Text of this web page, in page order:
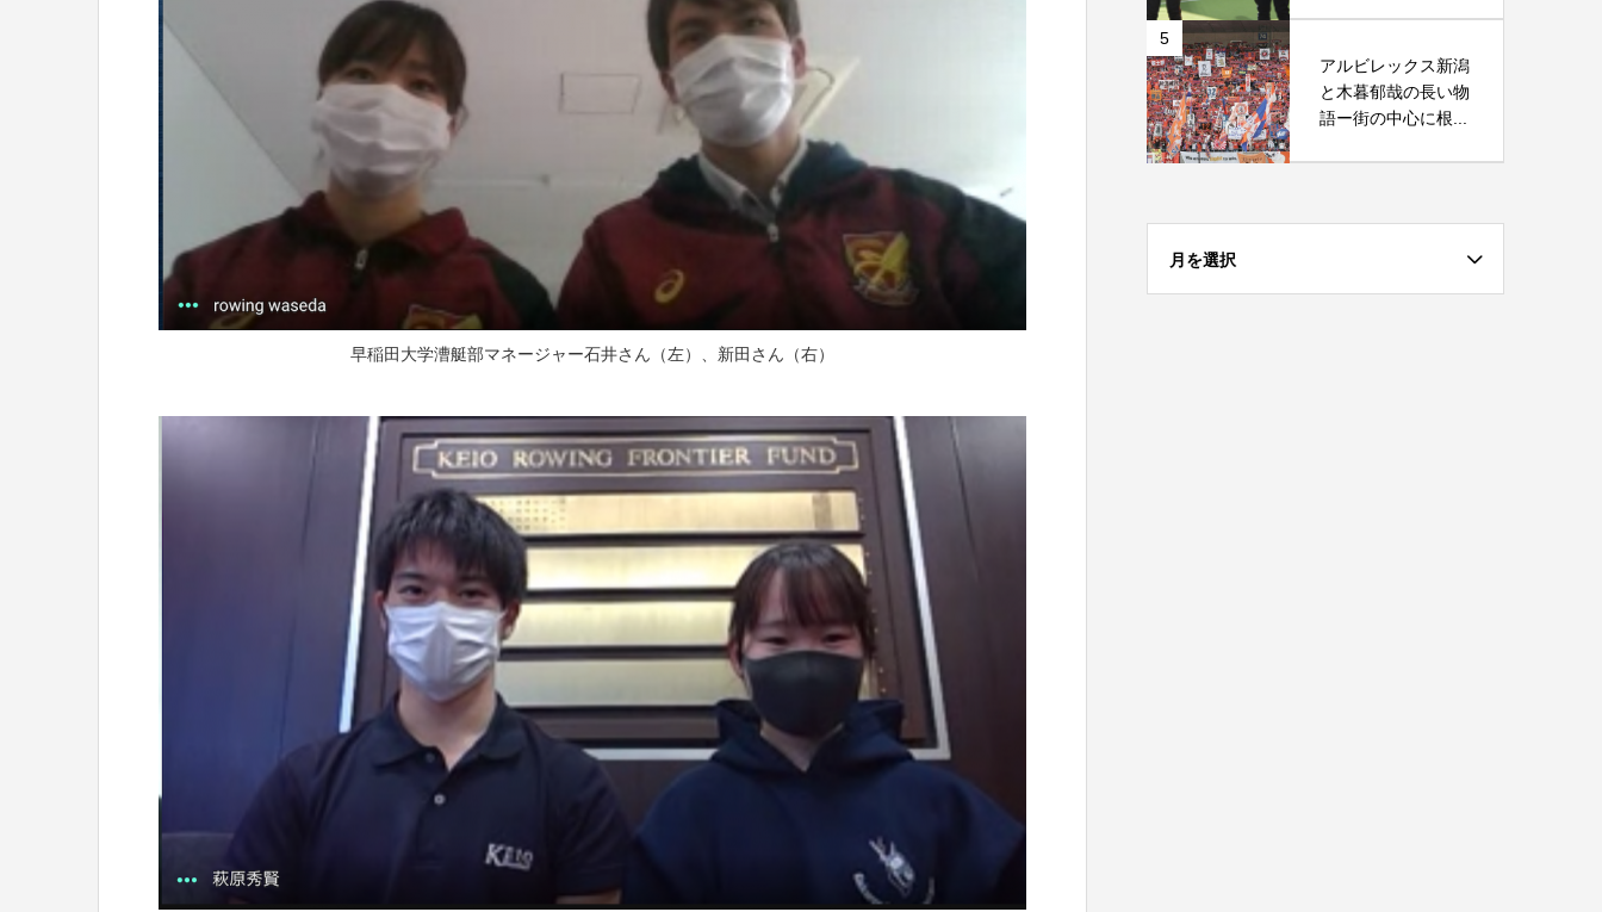
早稲田大学漕艇部マネージャー石井さん（左）、新田さん（右）
5
アルビレックス新潟
と木暮郁哉の長い物
語ー街の中心に根...
月を選択